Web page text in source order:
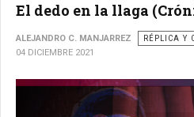
El dedo en la llaga
ALEJANDRO C. MANJARREZ
RÉPLICA Y
04 DICIEMBRE 2021